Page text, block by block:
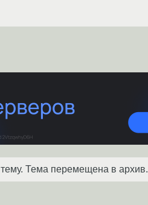
Тема перемещена в архив.